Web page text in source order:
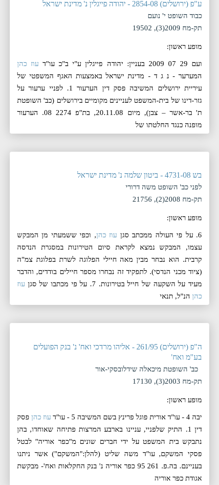
ע"פ (ירושלים) 2854-08 - יהודה פייגלין נ' מדינת ישראל
כבוד השופט י' נועם
תק-מח 2009(3), 19502
מופע ראשון:
ועם 29 07 2009 בעניין: יהודה פייגלין ע"י ב"כ עו"ד
עוז כהן
המערער - נ ג ד - מדינת ישראל באמצעות האגף המשפטי של
עיריית ירושלים המשיבה פסק דין הערעור 1. לפניי ערעור על
גזר-דינו של בית-המשפט לעניינים מקומיים בירושלים (כב' השופטת
ת' בר-אשר – צבן), מיום 20.11.08, בת"פ 2274 08. הערעור
מופנה כנגד החלטתו של
בש 4731-08 - ביטון שלמה נ' מדינת ישראל
לפני כב' השופט משה דרורי
תק-מח 2008(2), 21756
מופע ראשון:
6. על פי העולה ממכתב סגן עוז כהן, וכפי ששמעתי מן המבקש
עצמו, המבקש נמצא לקראת סיום הטירונות במסגרת הנדסה
קרבית. הוא נבחר מבין מאה חיילי הפלוגה לשרת בפלוגת צמ"ה
(ציוד מכני הנדסי). לתפקיד זה נבחרו מספר חיילים בודדים, והדבר
מעיד על השקעה של חייל בטירונות. 7. על פי מכתבו של סגן
עוז
כהן הנ"ל, תנאי
ה"פ (ירושלים) 261/95 - אליהו מרדכי ואח' נ' בנק הפועלים
בע"מ ואח'
כב' השופטת מיכאלה שידלובסקי-אור
תק-מח 2003(3), 17130
מופע ראשון:
יבה 4 - עו"ד אורית פוגל פרינץ בשם המשיבה 5 - עו"ד עוז כהן פסק
דין 1. התיק שלפניי, עניינו בארבע המרצות פתיחה שאוחדו, בהן
נתבקש בית המשפט על ידי חברים שונים מ"כפר אוריה" לבטל
פסקי המשקם, עו"ד משה שליט (להלן:"המשקם") אשר ניתנו
בעניינם. בה.פ. 261 95 כפר אוריה נ' בנק החקלאות ואח'- מבקשת
אגודת כפר אוריה